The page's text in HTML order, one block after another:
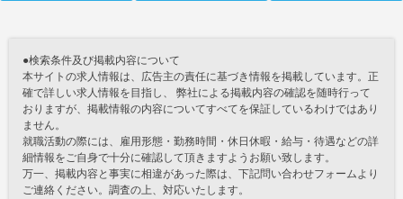
●検索条件及び掲載内容について
本サイトの求人情報は、広告主の責任に基づき情報を掲載しています。正
確で詳しい求人情報を目指し、 弊社による掲載内容の確認を随時行って
おりますが、掲載情報の内容についてすべてを保証しているわけではあり
ません。
就職活動の際には、雇用形態・勤務時間・休日休暇・給与・待遇などの詳
細情報をご自身で十分に確認して頂きますようお願い致します。
万一、掲載内容と事実に相違があった際は、下記問い合わせフォームより
ご連絡ください。調査の上、対応いたします。